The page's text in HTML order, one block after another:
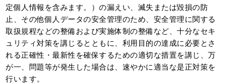
定個人情報を含みます。）の漏えい、滅失または毀損の防
止、その他個人データの安全管理のため、安全管理に関する
取扱規程などの整備および実施体制の整備など、十分なセキ
ュリティ対策を講じるとともに、利用目的の達成に必要とさ
れる正確性・最新性を確保するための適切な措置を講じ、万
が一、問題等が発生した場合は、速やかに適当な是正対策を
行います。